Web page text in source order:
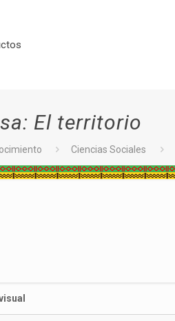
El territorio
Ciencias Sociales